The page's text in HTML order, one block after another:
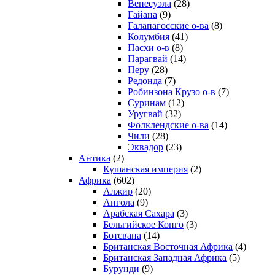
Венесуэла (28)
Гайана (9)
Галапагосские о-ва (8)
Колумбия (41)
Пасхи о-в (8)
Парагвай (14)
Перу (28)
Редонда (7)
Робинзона Крузо о-в (7)
Суринам (12)
Уругвай (32)
Фолклендские о-ва (14)
Чили (28)
Эквадор (23)
Антика (2)
Кушанская империя (2)
Африка (602)
Алжир (20)
Ангола (9)
Арабская Сахара (3)
Бельгийское Конго (3)
Ботсвана (14)
Британская Восточная Африка (4)
Британская Западная Африка (5)
Бурунди (9)